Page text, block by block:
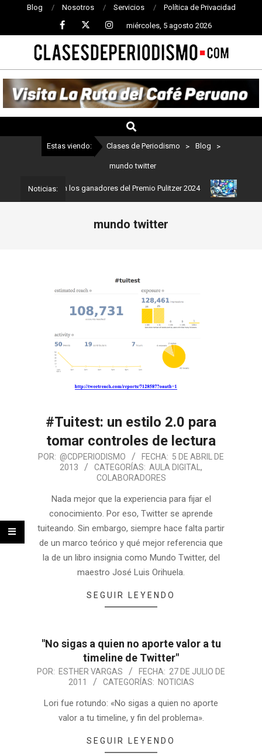
Blog Nosotros Servicios Política de Privacidad
miércoles, 5 agosto 2026
CLASES
DE
PERIODISMO
Estas viendo: Clases de Periodismo > Blog >
mundo twitter
Noticias:
Estos son los ganadores del Premio Pulitzer 2024 Usuarios
mundo twitter
#Tuitest: un estilo 2.0 para
tomar controles de lectura
POR: @CDPERIODISMO FECHA: 5 DE ABRIL DE
2013
CATEGORÍAS: AULA DIGITAL ,
COLABORADORES
Nada mejor que la experiencia para fijar el
conocimiento. Por eso, Twitter se aprende
tuiteando. Sin embargo, siempre hace falta partir
de un marco teórico y qué mejor referencia que
la de un libro insignia como Mundo Twitter, del
maestro José Luis Orihuela.
SEGUIR LEYENDO
"No sigas a quien no aporte valor a tu
timeline de Twitter"
POR: ESTHER VARGAS FECHA: 27 DE JULIO DE
2011
CATEGORÍAS: NOTICIAS
Lori fue rotundo: «No sigas a quien no aporte
valor a tu timeline, y fin del problema».
SEGUIR LEYENDO